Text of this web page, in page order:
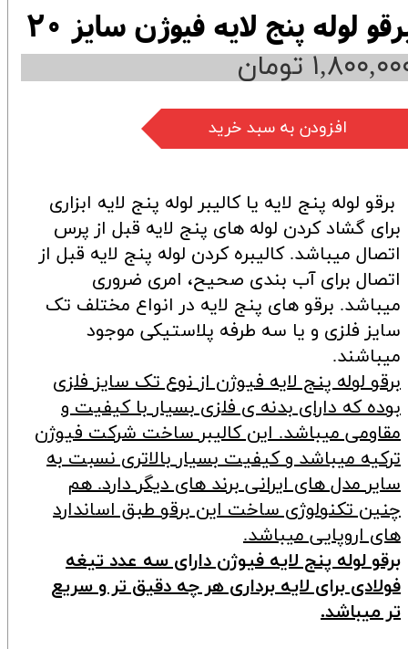
لوله پنج لایه فیوژن سایز 20
تومان
افزودن به سبد خرید
برقو لوله پنج لایه یا کالیبر لوله پنج لایه ابزاری
برای گشاد کردن لوله های پنج لایه قبل از پرس
اتصال میباشد. کالیبره کردن لوله پنج لایه قبل از
اتصال برای آب بندی صحیح، امری ضروری
میباشد. برقو های پنج لایه در انواع مختلف تک
سایز فلزی و یا سه طرفه پلاستیکی موجود
میباشند.
برقو لوله پنج لایه فیوژن از نوع تک سایز فلزی
بوده که دارای بدنه ی فلزی بسیار با کیفیت و
مقاومی میباشد. این کالیبر ساخت شرکت فیوژن
ترکیه میباشد و کیفیت بسیار بالاتری نسبت به
سایر مدل های ایرانی برند های دیگر دارد. هم
چنین تکنولوژی ساخت این برقو طبق اساندارد
های اروپایی میباشد.
برقو لوله پنج لایه فیوژن دارای سه عدد تیغه
فولادی برای لایه برداری هر چه دقیق تر و سریع
تر میباشد.